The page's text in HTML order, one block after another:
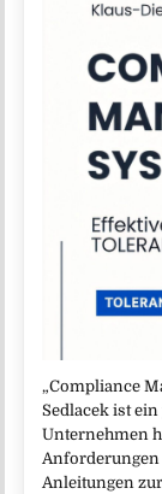
„Compliance
Sedlacek ist
Unternehmen
Anforderungen
Anleitungen